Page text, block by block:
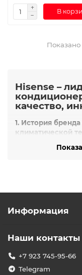
В
Показано
Hisense –
качество,
1. История
климатической
(Китай). Начинала
ТОП-2 в Китае
ТОП-5 в
брендов
Информация
Наши контакты
+7 923 745-95-66
Telegram